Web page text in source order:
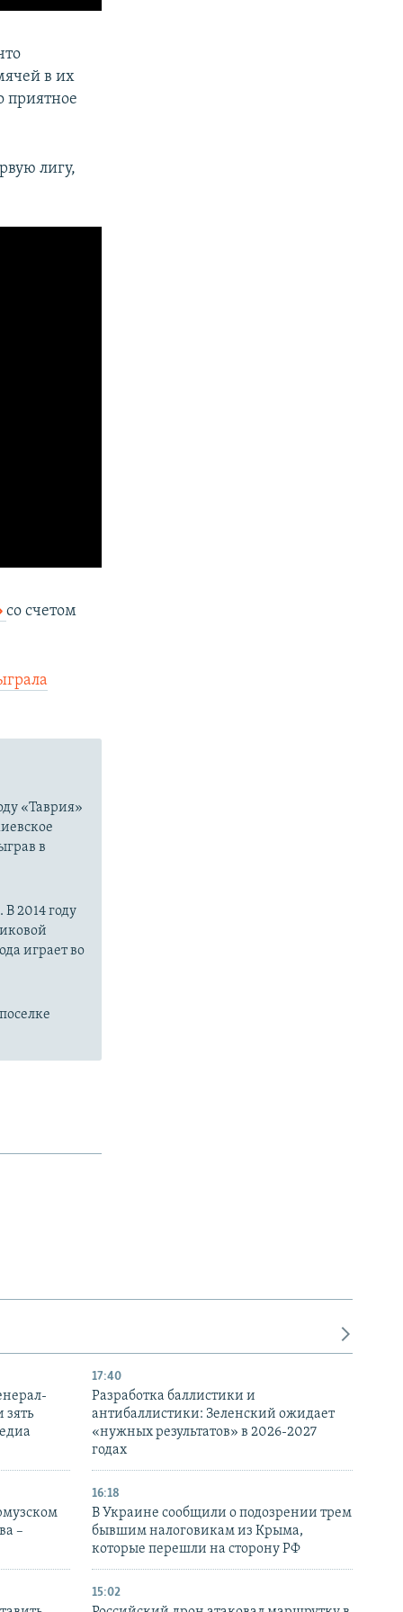
в их
приятное
лигу,
со счетом
«Таврия»
в
2014 году
играет во
17:40
Разработка баллистики и
антибаллистики: Зеленский ожидает
«нужных результатов» в 2026-2027
годах
–
16:18
В Украине сообщили о подозрении трем
бывшим налоговикам из Крыма,
которые перешли на сторону РФ
15:02